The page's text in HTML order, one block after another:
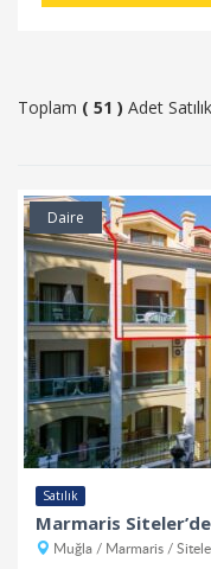
Toplam ( 51 ) Adet
Daire
Satılık
Muğla / Marmaris /